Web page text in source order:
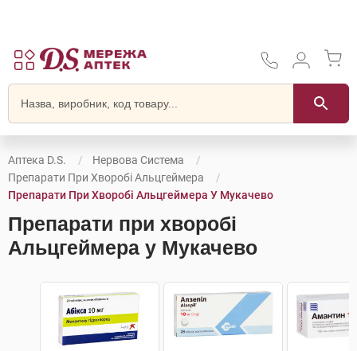
Аптека D.S.
Нервова Система
Препарати При Хворобі Альцгеймера
Препарати При Хворобі Альцгеймера У Мукачево
Препарати при хворобі
Альцгеймера у Мукачево